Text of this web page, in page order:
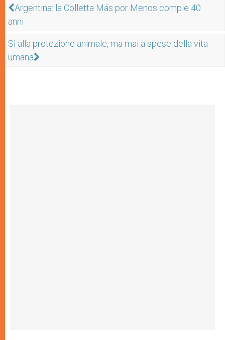
Argentina: la Colletta Más por Menos compie 40
anni
Sì alla protezione animale, ma mai a spese della vita
umana